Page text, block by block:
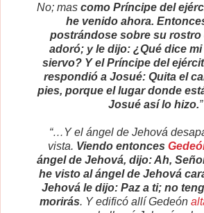
No; mas como Príncipe del
he venido ahora.
postrándose sobre su rostro
adoró; y le dijo: ¿Qué dice
siervo? Y el Príncipe del
respondió a Josué: Quita el
pies, porque el lugar donde
Josué así lo hizo.”
“…Y el ángel de Jehová
vista. Viendo entonces
ángel de Jehová, dijo: Ah,
he visto al ángel de Jehová
Jehová le dijo: Paz a ti; no
morirás. Y edificó allí Gedeón